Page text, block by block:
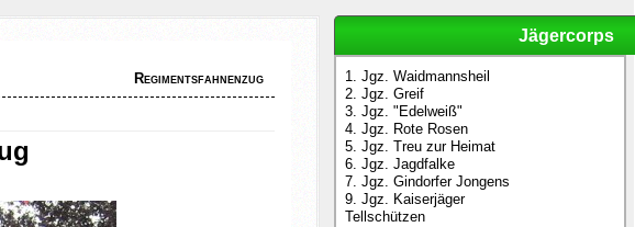
Jägercorps
1. Jgz. Waidmannsheil
2. Jgz. Greif
3. Jgz. "Edelweiß"
4. Jgz. Rote Rosen
5. Jgz. Treu zur Heimat
6. Jgz. Jagdfalke
7. Jgz. Gindorfer Jongens
9. Jgz. Kaiserjäger
Tellschützen
Regimentsfahnenzug